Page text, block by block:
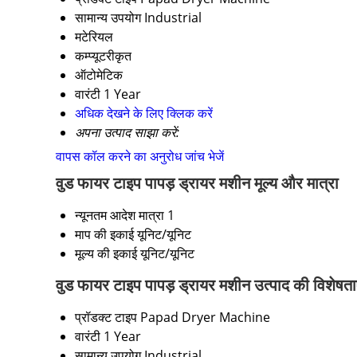
सामान्य उपयोग Industrial
मटेरियल
कम्प्यूटरीकृत
ऑटोमेटिक
वारंटी 1 Year
अधिक देखने के लिए क्लिक करें
अपना उत्पाद साझा करें:
वापस कॉल करने का अनुरोधजांच भेजें
वुड फायर टाइप पापड़ ड्रायर मशीन मूल्य और मात्रा
न्यूनतम आदेश मात्रा 1
माप की इकाईयूनिट/यूनिट
मूल्य की इकाईयूनिट/यूनिट
वुड फायर टाइप पापड़ ड्रायर मशीन उत्पाद की
प्रॉडक्ट टाइप Papad Dryer Machine
वारंटी 1 Year